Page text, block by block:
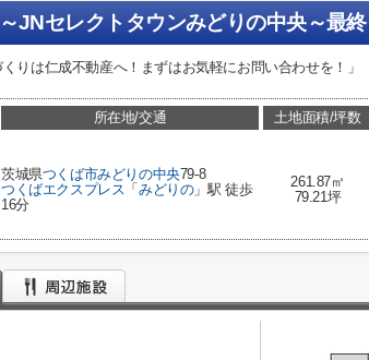
くりは仁成不動産へ！まずはお気軽にお問い合わせを！」
所在地/交通
茨城県つくば市みどりの中央79-8
つくばエクスプレス 「みどりの」駅 徒歩
16分
土地面積/坪数
261.87㎡
79.21坪